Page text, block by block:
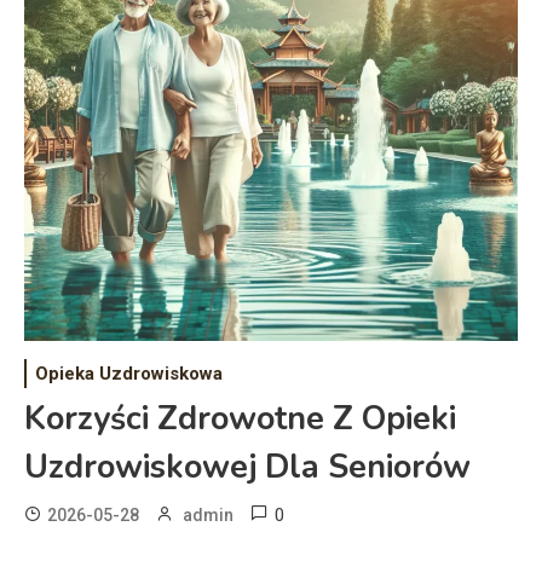
Opieka Uzdrowiskowa
Korzyści Zdrowotne Z Opieki
Uzdrowiskowej Dla Seniorów
2026-05-28 admin 0